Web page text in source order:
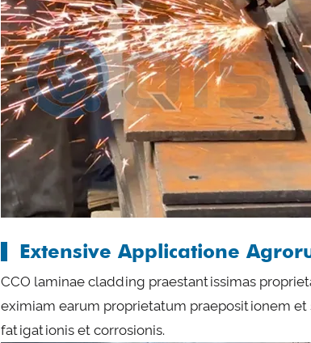
Extensive Applicatione
CCO laminae cladding praestantissimas
eximiam earum proprietatum praepositionem
fatigationis et corrosionis.